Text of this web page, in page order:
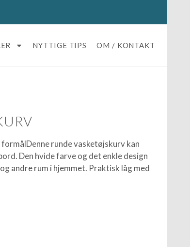
NYTTIGE TIPS OM / KONTAKT
runde vasketøjskurv kan
Den hvide farve og det enkle design
andre rum i hjemmet. Praktisk låg med